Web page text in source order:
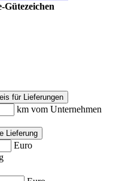
Gütezeichen
für Lieferungen
km vom Unternehmen
Lieferung
Euro